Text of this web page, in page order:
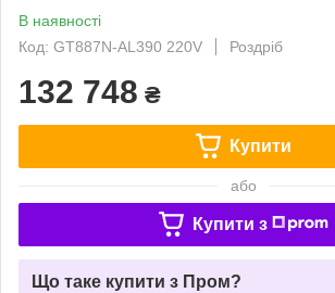
В наявності
Код: GT887N-AL390 220V
Роздріб
132 748 ₴
Купити
або
Купити з
Що таке купити з Пром?